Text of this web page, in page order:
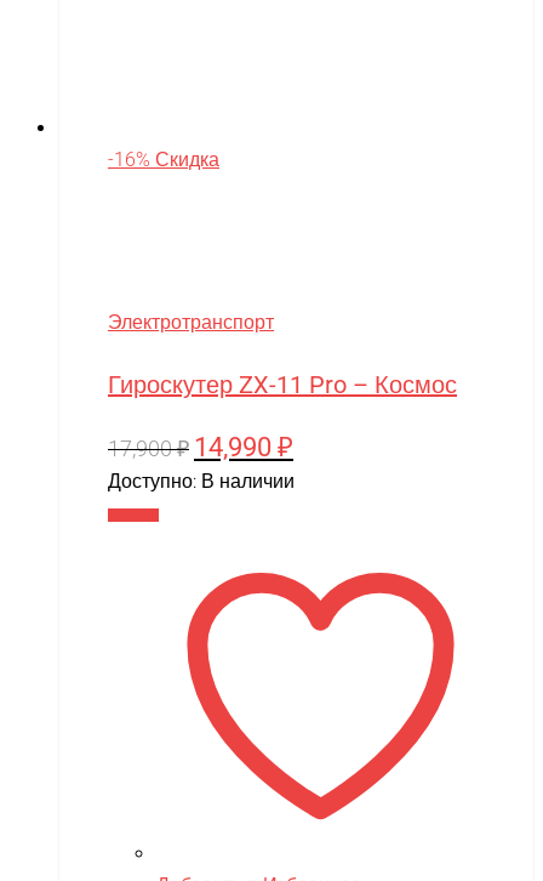
-16% Скидка
Электротранспорт
Гироскутер ZX-11 Pro – Космос
17,900₽ Первоначальная
цена
14,990 ₽
цена:
Доступно: В наличии